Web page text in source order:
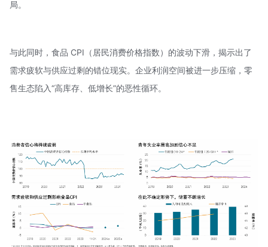
局。
与此同时，食品 CPI（ 居民消费价格指数）的波动下滑，揭示出了
需求疲软与供应过剩的错位现实。企业利润空间被进一步压缩，零
售生态陷入“高库存、低增长”的恶性循环。